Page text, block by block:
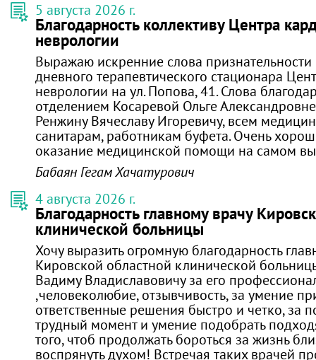
5 августа 2026 г.
Благодарность коллективу Центра
неврологии
Выражаю искренние слова признательности
дневного терапевтического стационара
неврологии на ул. Попова, 41. Слова
отделением Косаревой Ольге
Ренжину Вячеславу Игоревичу, всем
санитарам, работникам буфета. Очень
оказание медицинской помощи на самом
Бабаян Гегам Хачатурович
4 августа 2026 г.
Благодарность главному врачу
клинической больницы
Хочу выразить огромную благодарность
Кировской областной клинической
Вадиму Владиславовичу за его
,человеколюбие, отзывчивость, за умение
ответственные решения быстро и четко, за
трудный момент и умение подобрать
того, чтоб продолжать бороться за жизнь
воспрянуть духом! Встречая таких врачей